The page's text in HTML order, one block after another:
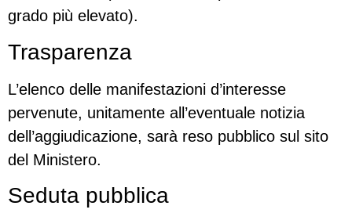
grado più elevato).
Trasparenza
L’elenco delle manifestazioni d’interesse
pervenute, unitamente all’eventuale notizia
dell’aggiudicazione, sarà reso pubblico sul sito
del Ministero.
Seduta pubblica